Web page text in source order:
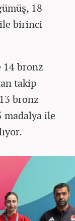
18
birinci
14 bronz
takip
bronz
madalya ile